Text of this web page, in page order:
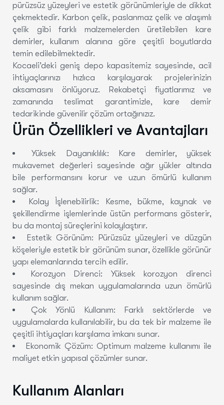
pürüzsüz yüzeyleri ve estetik görünümleriyle de dikkat
çekmektedir. Karbon çelik, paslanmaz çelik ve alaşımlı
çelik gibi farklı malzemelerden üretilebilen kare
demirler, kullanım alanına göre çeşitli boyutlarda
temin edilebilmektedir.
Kocaeli’deki geniş depo kapasitemiz sayesinde, acil
ihtiyaçlarınızı hızlıca karşılayarak projelerinizin
aksamasını önlüyoruz. Rekabetçi fiyatlarımız ve
zamanında teslimat garantimizle, kare demir
tedarikinde güvenilir çözüm ortağınızız.
Ürün Özellikleri ve Avantajları
Yüksek Dayanıklılık: Kare demirler, yüksek
mukavemet değerleri sayesinde ağır yükler altında
bile performansını korur ve uzun ömürlü kullanım
sağlar.
Kolay İşlenebilirlik: Kesme, bükme, kaynak ve
şekillendirme işlemlerinde üstün performans gösterir,
bu da montaj süreçlerini kolaylaştırır.
Estetik Görünüm: Pürüzsüz yüzeyleri ve düzgün
köşeleriyle estetik bir görünüm sunar, özellikle görünür
yapı elemanlarında tercih edilir.
Korozyon Direnci: Yüksek korozyon direnci
sayesinde dış mekan uygulamalarında uzun ömürlü
kullanım sağlar.
Çok Yönlü Kullanım: Farklı sektörlerde ve
uygulamalarda kullanılabilir, bu da tek bir malzeme ile
çeşitli ihtiyaçları karşılama imkanı sunar.
Ekonomik Çözüm: Optimum malzeme kullanımı ile
maliyet etkin yapısal çözümler sunar.
Kullanım Alanları